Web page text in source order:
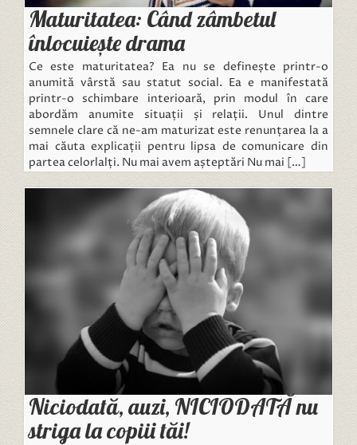
Maturitatea: Când zâmbetul
înlocuiește drama
Ce este maturitatea? Ea nu se definește printr-o
anumită vârstă sau statut social. Ea e manifestată
printr-o schimbare interioară, prin modul în care
abordăm anumite situații și relații. Unul dintre
semnele clare că ne-am maturizat este renunțarea la a
mai căuta explicații pentru lipsa de comunicare din
partea celorlalți. Nu mai avem așteptări Nu mai […]
Niciodată, auzi, NICIODATĂ nu
striga la copiii tăi!